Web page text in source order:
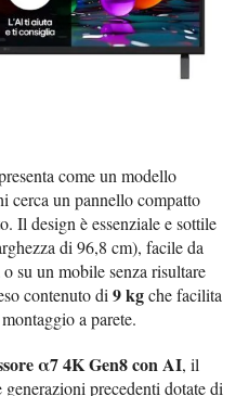
come un modello
cerca un pannello compatto
Il design è essenziale e sottile
di 96,8 cm), facile da
su un mobile senza risultare
contenuto di9 kgche facilita
a parete.
α7 4K Gen8 con AI, il
precedenti dotate di